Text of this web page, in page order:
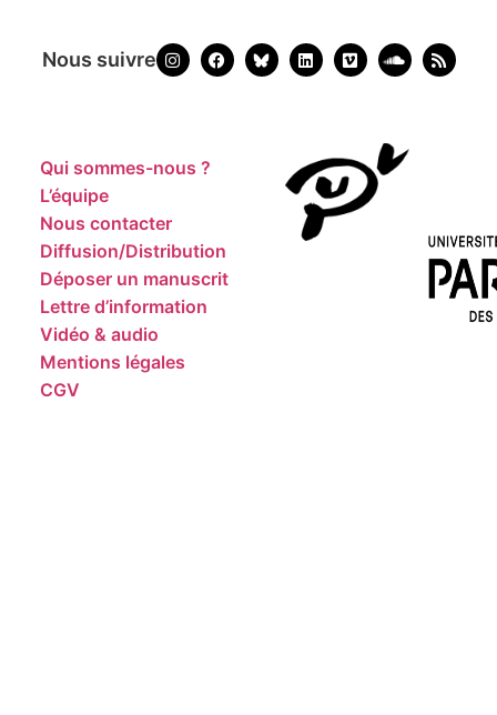
Nous suivre
Qui sommes-nous ?
L’équipe
Nous contacter
Diffusion/Distribution
Déposer un manuscrit
Lettre d’information
Vidéo & audio
Mentions légales
CGV